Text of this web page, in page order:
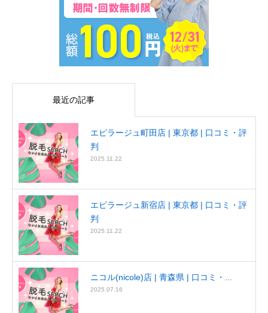
最近の記事
エピラージュ町田店 | 東京都 | 口コミ・評
判
2025.11.22
エピラージュ新宿店 | 東京都 | 口コミ・評
判
2025.11.22
ニコル(nicole)店 | 青森県 | 口コミ・...
2025.07.16